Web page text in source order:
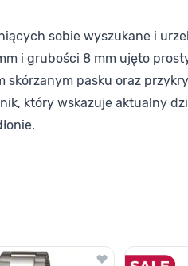
sobie wyszukane i
i grubości 8 mm ujęto
pasku oraz
który wskazuje aktualny
karuzelę lub przejść